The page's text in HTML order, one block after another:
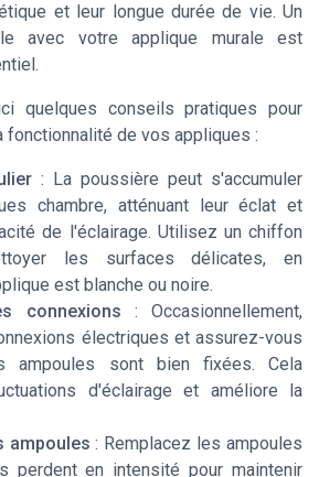
et leur longue durée de vie. Un
avec votre applique murale est
quelques conseils pratiques pour
fonctionnalité de vos appliques :
: La poussière peut s'accumuler
chambre, atténuant leur éclat et
de l'éclairage. Utilisez un chiffon
les surfaces délicates, en
est blanche ou noire.
connexions : Occasionnellement,
électriques et assurez-vous
ampoules sont bien fixées. Cela
d'éclairage et améliore la
ampoules : Remplacez les ampoules
perdent en intensité pour maintenir